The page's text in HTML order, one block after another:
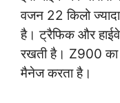
वजन 22 किलो
है। ट्रैफिक और हाईवे
रखती है। Z900
मैनेज करता है।